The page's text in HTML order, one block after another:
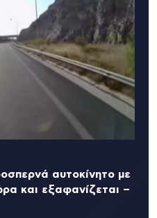
αυτοκίνητο με
και εξαφανίζεται –